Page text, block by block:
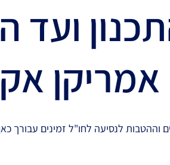
ועד
וההטבות לנסיעה לחו"ל זמינים עבורך